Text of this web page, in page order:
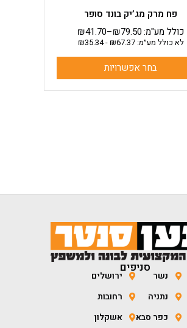
פח מרק מג’יק בונד סופר
₪41.70–₪79.50כולל מע"מ:
לא כולל מע״מ: ₪67.37
-
₪35.34
בחר אפשרויות
סניפים
נשר
נתניה
כפר סבא
ירושלים
רחובות
אשקלון